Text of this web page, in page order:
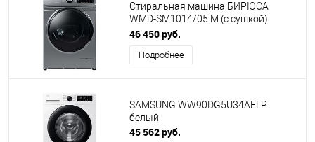
Стиральная машина БИРЮСА
WMD-SM1014/05 M (с сушкой)
металлик
46 450 руб.
Подробнее
SAMSUNG WW90DG5U34AELP
белый
45 562 руб.